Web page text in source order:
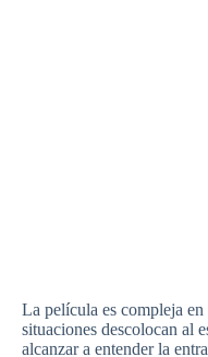
La película es compleja
situaciones descolocan al
alcanzar a entender la